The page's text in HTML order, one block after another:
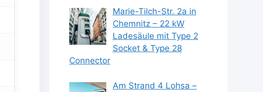
Marie-Tilch-Str. 2a in
Chemnitz – 22 kW
Ladesäule mit Type 2
Socket & Type 28
Connector
Am Strand 4 Lohsa –